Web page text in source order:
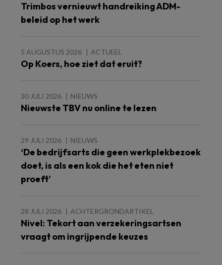
Trimbos vernieuwt handreiking ADM-
beleid op het werk
5 AUGUSTUS 2026 ACTUEEL
Op Koers, hoe ziet dat eruit?
30 JULI 2026 NIEUWS
Nieuwste TBV nu online te lezen
29 JULI 2026 NIEUWS
‘De bedrijfsarts die geen werkplekbezoek
doet, is als een kok die het eten niet
proeft’
28 JULI 2026 ACHTERGRONDARTIKEL
Nivel: Tekort aan verzekeringsartsen
vraagt om ingrijpende keuzes